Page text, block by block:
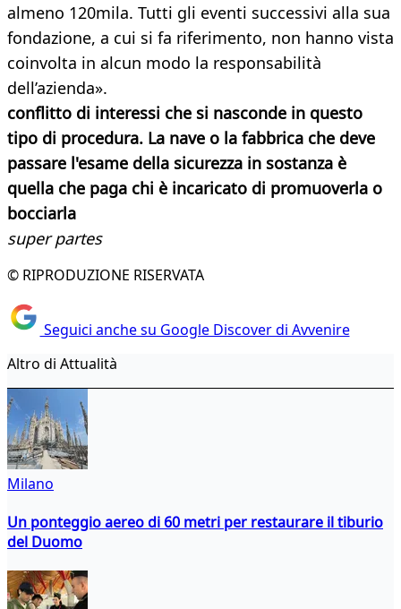
almeno 120mila. Tutti gli eventi successivi alla sua
fondazione, a cui si fa riferimento, non hanno vista
coinvolta in alcun modo la responsabilità
dell’azienda».
conflitto di interessi che si nasconde in questo
tipo di procedura. La nave o la fabbrica che deve
passare l'esame della sicurezza in sostanza è
quella che paga chi è incaricato di promuoverla o
bocciarla
super partes
© RIPRODUZIONE RISERVATA
Seguici anche su Google Discover di Avvenire
Altro di Attualità
Milano
Un ponteggio aereo di 60 metri per restaurare il tiburio
del Duomo